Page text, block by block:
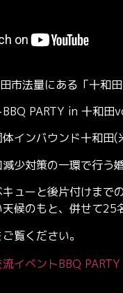
市法量にある「十和
PARTY in 十和田
インバウンド十和田(
少対策の一環で行う
ューと後片付けまで
候のもと、併せて25
覧ください。
イベントBBQ